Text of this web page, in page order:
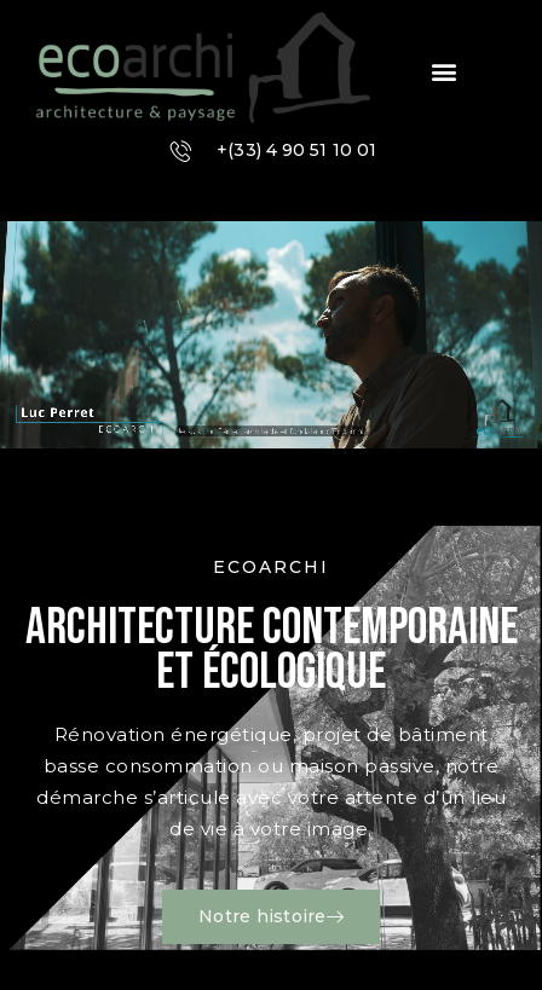
+(33) 4 90 51 10 01
ECOARCHI
Architecture contemporaine
et écologique
Rénovation énergétique, projet de bâtiment
basse consommation ou maison passive, notre
démarche s’articule avec votre attente d’un lieu
de vie à votre image.
Notre histoire